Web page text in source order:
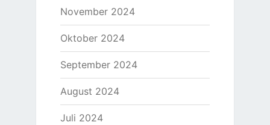
November 2024
Oktober 2024
September 2024
August 2024
Juli 2024